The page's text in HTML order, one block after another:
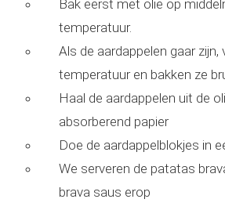
Bak eerst met olie op
temperatuur.
Als de aardappelen gaar zijn,
temperatuur en bakken ze
Haal de aardappelen uit de
absorberend papier
Doe de aardappelblokjes in
We serveren de patatas
brava saus erop